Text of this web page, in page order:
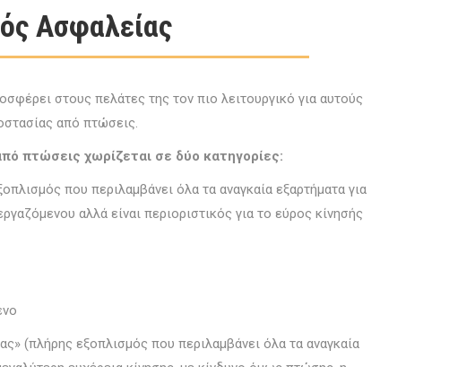
Ασφαλείας
στους πελάτες της τον πιο λειτουργικό για αυτούς
από πτώσεις.
πτώσεις χωρίζεται σε δύο κατηγορίες:
που περιλαμβάνει όλα τα αναγκαία εξαρτήματα για
αλλά είναι περιοριστικός για το εύρος κίνησής
(πλήρης εξοπλισμός που περιλαμβάνει όλα τα αναγκαία